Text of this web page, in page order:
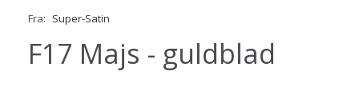
Fra: Super-Satin
F17 Majs - guldblad